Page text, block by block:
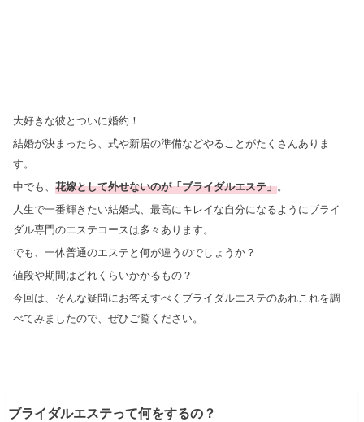
大好きな彼とついに婚約！
結婚が決まったら、式や新居の準備などやることがたくさんありま
す。
中でも、花嫁として外せないのが「ブライダルエステ」。
人生で一番輝きたい結婚式、最高にキレイな自分になるようにブライ
ダル専門のエステコースは多々あります。
でも、一体普通のエステと何が違うのでしょうか？
値段や期間はどれくらいかかるもの？
今回は、そんな疑問にお答えすべくブライダルエステのあれこれを調
べてみましたので、ぜひご覧ください。
ブライダルエステって何をするの？